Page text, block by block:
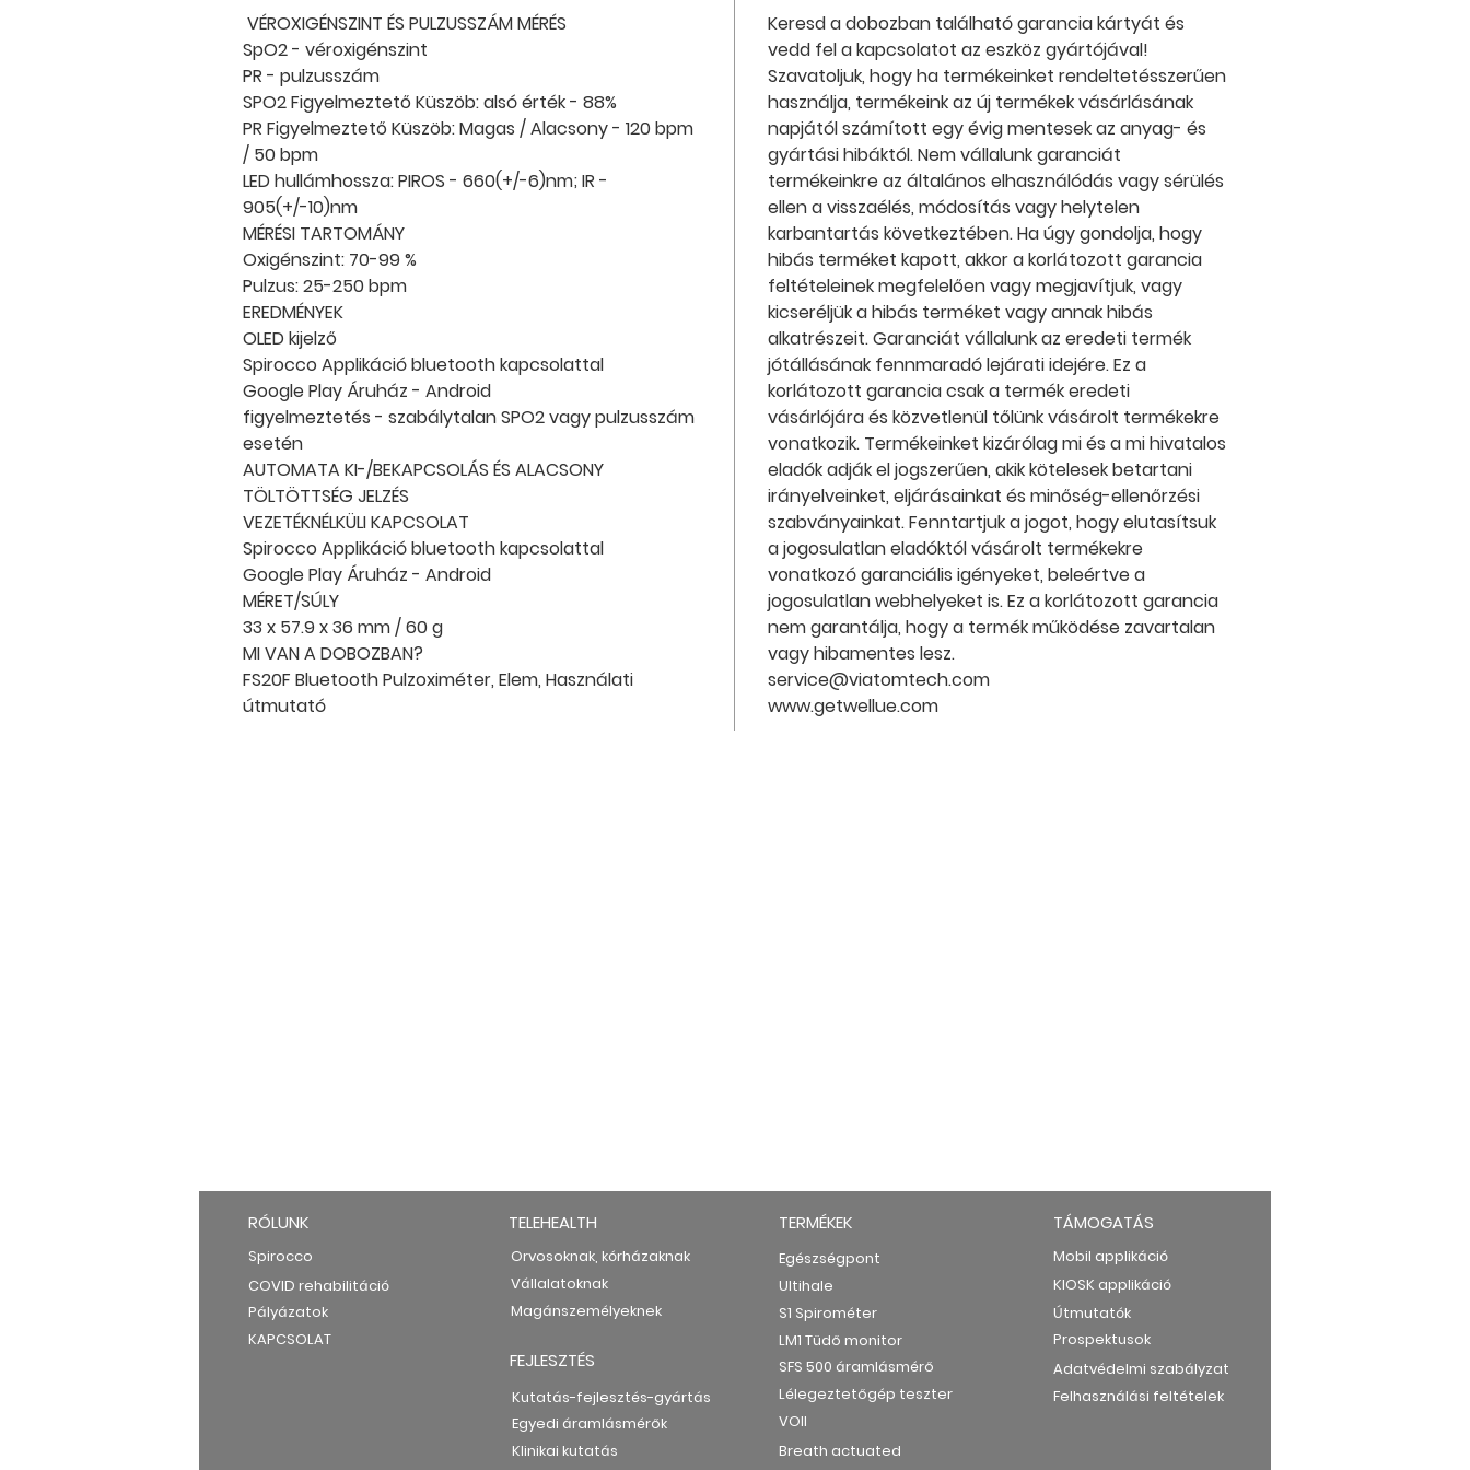
VÉROXIGÉNSZINT ÉS PULZUSSZÁM MÉRÉS
SpO2 - véroxigénszint
PR - pulzusszám
SPO2 Figyelmeztető Küszöb: alsó érték - 88%
PR Figyelmeztető Küszöb: Magas / Alacsony - 120 bpm
/ 50 bpm
LED hullámhossza: PIROS - 660(+/-6)nm; IR -
905(+/-10)nm
MÉRÉSI TARTOMÁNY
Oxigénszint: 70-99 %
Pulzus: 25-250 bpm
EREDMÉNYEK
OLED kijelző
Spirocco Applikáció bluetooth kapcsolattal
Google Play Áruház - Android
figyelmeztetés - szabálytalan SPO2 vagy pulzusszám
esetén
AUTOMATA KI-/BEKAPCSOLÁS ÉS ALACSONY
TÖLTÖTTSÉG JELZÉS
VEZETÉKNÉLKÜLI KAPCSOLAT
Spirocco Applikáció bluetooth kapcsolattal
Google Play Áruház - Android
MÉRET/SÚLY
33 x 57.9 x 36 mm / 60 g
MI VAN A DOBOZBAN?
FS20F Bluetooth Pulzoximéter, Elem, Használati
útmutató
Keresd a dobozban található garancia kártyát és
vedd fel a kapcsolatot az eszköz gyártójával!
Szavatoljuk, hogy ha termékeinket rendeltetésszerűen
használja, termékeink az új termékek vásárlásának
napjától számított egy évig mentesek az anyag- és
gyártási hibáktól. Nem vállalunk garanciát
termékeinkre az általános elhasználódás vagy sérülés
ellen a visszaélés, módosítás vagy helytelen
karbantartás következtében. Ha úgy gondolja, hogy
hibás terméket kapott, akkor a korlátozott garancia
feltételeinek megfelelően vagy megjavítjuk, vagy
kicseréljük a hibás terméket vagy annak hibás
alkatrészeit. Garanciát vállalunk az eredeti termék
jótállásának fennmaradó lejárati idejére. Ez a
korlátozott garancia csak a termék eredeti
vásárlójára és közvetlenül tőlünk vásárolt termékekre
vonatkozik. Termékeinket kizárólag mi és a mi hivatalos
eladók adják el jogszerűen, akik kötelesek betartani
irányelveinket, eljárásainkat és minőség-ellenőrzési
szabványainkat. Fenntartjuk a jogot, hogy elutasítsuk
a jogosulatlan eladóktól vásárolt termékekre
vonatkozó garanciális igényeket, beleértve a
jogosulatlan webhelyeket is. Ez a korlátozott garancia
nem garantálja, hogy a termék működése zavartalan
vagy hibamentes lesz.
service@viatomtech.com
www.getwellue.com
RÓLUNK
Spirocco
COVID rehabilitáció
Pályázatok
KAPCSOLAT
TELEHEALTH
Orvosoknak, kórházaknak
Vállalatoknak
Magánszemélyeknek
FEJLESZTÉS
Egyedi áramlásmérők
Kutatás-fejlesztés-gyártás
Klinikai kutatás
TERMÉKEK
Egészségpont
Ultihale
S1 Spirométer
LM1 Tüdő monitor
SFS 500 áramlásmérő
Lélegeztetőgép teszter
VOII
Breath actuated
TÁMOGATÁS
Mobil applikáció
KIOSK applikáció
Útmutatók
Prospektusok
Adatvédelmi szabályzat
Felhasználási feltételek